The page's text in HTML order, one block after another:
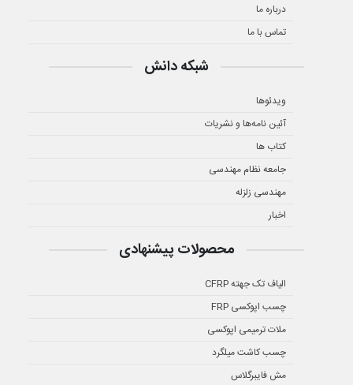
درباره ما
تماس با ما
شبکه دانش
ویدئوها
آئین نامه‌ها و نشریات
کتاب ها
جامعه نظام مهندسی
مهندسی زلزله
اخبار
محصولات پیشنهادی
الیاف تک جهته CFRP
چسب اپوکسی FRP
ملات ترمیمی اپوکسی
چسب کاشت میلگرد
مش فایبرگلاس